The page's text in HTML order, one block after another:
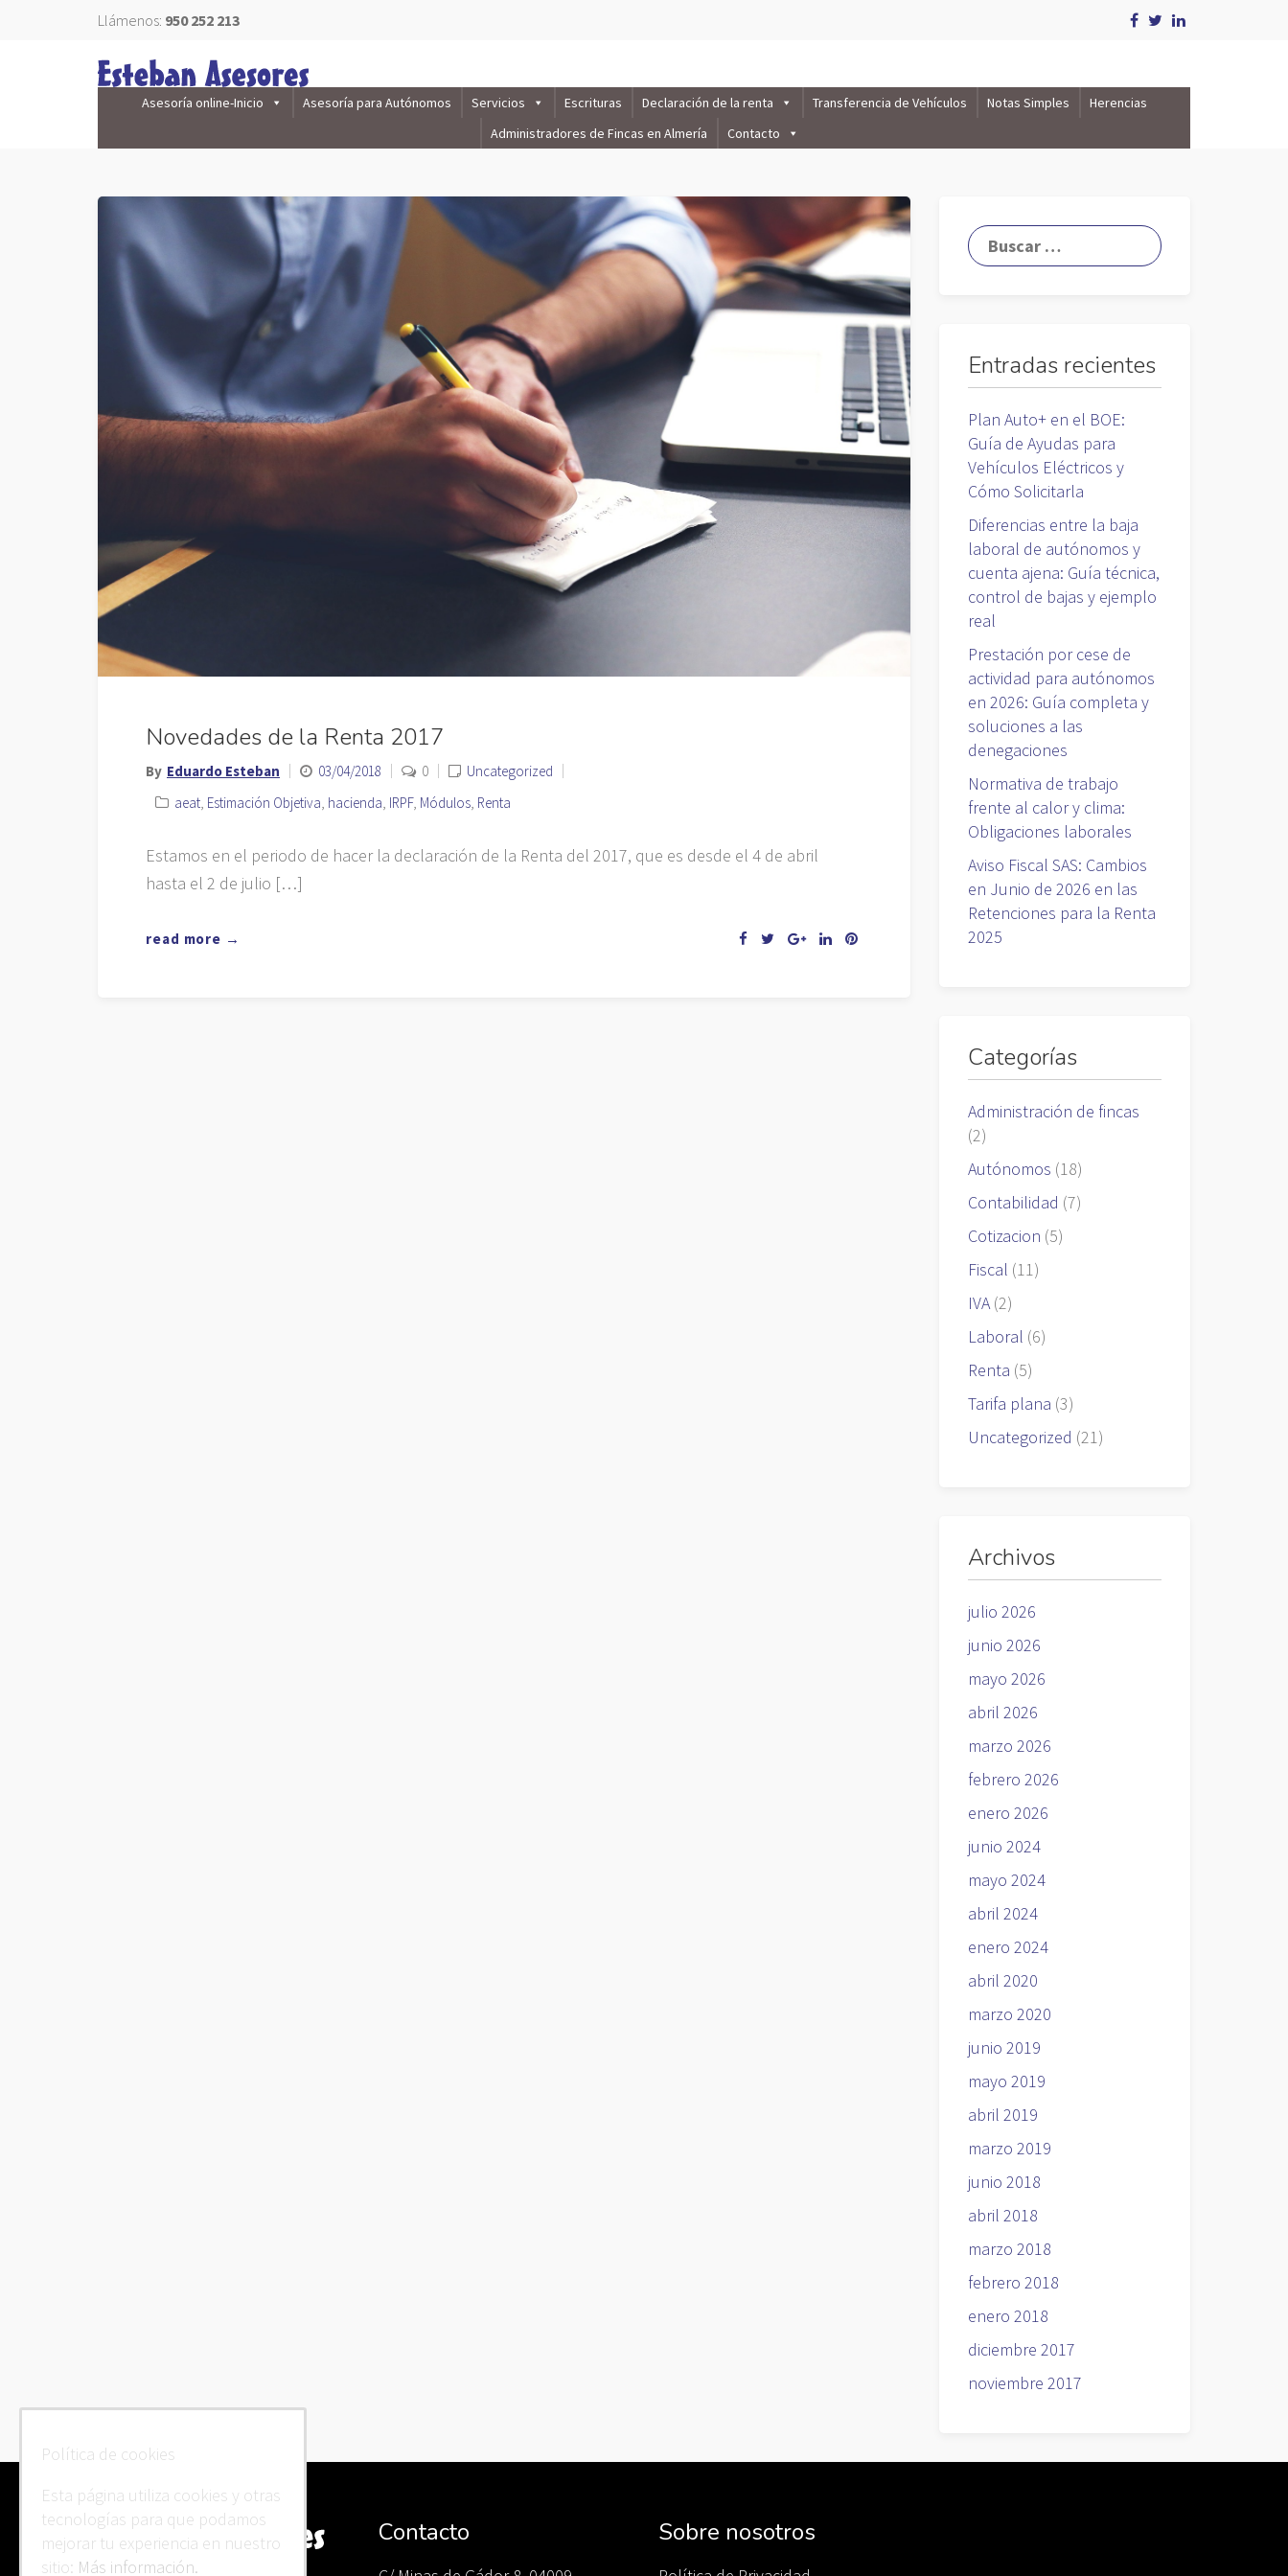
Llámenos: 950 252 213
Asesoría online-Inicio Asesoría para Autónomos Servicios Escrituras Declaración de la renta Transferencia de Vehículos Notas Simples
Herencias
Administradores de Fincas en Almería
Contacto
Novedades de la Renta 2017
By Eduardo Esteban 03/04/2018 0
Uncategorized
aeat, Estimación Objetiva, hacienda, IRPF, Módulos, Renta
Estamos en el periodo de hacer la declaración de la Renta del 2017, que es desde el 4 de abril
hasta el 2 de julio […]
read more →
Entradas recientes
Plan Auto+ en el BOE:
Guía de Ayudas para
Vehículos Eléctricos y
Cómo Solicitarla
Diferencias entre la baja
laboral de autónomos y
cuenta ajena: Guía técnica,
control de bajas y ejemplo
real
Prestación por cese de
actividad para autónomos
en 2026: Guía completa y
soluciones a las
denegaciones
Normativa de trabajo
frente al calor y clima:
Obligaciones laborales
Aviso Fiscal SAS: Cambios
en Junio de 2026 en las
Retenciones para la Renta
2025
Categorías
Administración de fincas
(2)
Autónomos (18)
Contabilidad (7)
Cotizacion (5)
Fiscal (11)
IVA(2)
Laboral (6)
Renta (5)
Tarifa plana (3)
Uncategorized (21)
Archivos
julio 2026
junio 2026
mayo 2026
abril 2026
marzo 2026
febrero 2026
enero 2026
junio 2024
mayo 2024
abril 2024
enero 2024
abril 2020
marzo 2020
junio 2019
mayo 2019
abril 2019
marzo 2019
junio 2018
abril 2018
marzo 2018
febrero 2018
enero 2018
diciembre 2017
noviembre 2017
Contacto Sobre nosotros
Política de cookies
Esta página utiliza cookies y otras
tecnologías para que podamos
mejorar tu experiencia en nuestro
sitio: Más información.